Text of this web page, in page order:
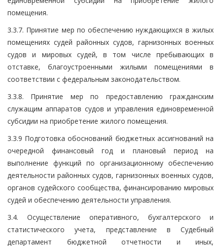
помещения.
3.3.7. Принятие мер по обеспечению нуждающихся в жилых
помещениях судей районных судов, гарнизонных военных
судов и мировых судей, в том числе пребывающих в
отставке, благоустроенными жилыми помещениями в
соответствии с федеральным законодательством.
3.3.8. Принятие мер по предоставлению гражданским
служащим аппаратов судов и управления единовременной
субсидии на приобретение жилого помещения.
3.3.9 Подготовка обоснований бюджетных ассигнований на
очередной финансовый год и плановый период на
выполнение функций по организационному обеспечению
деятельности районных судов, гарнизонных военных судов,
органов судейского сообщества, финансированию мировых
судей и обеспечению деятельности управления.
3.4. Осуществление оперативного, бухгалтерского и
статистического учета, представление в Судебный
департамент бюджетной отчетности и иных,